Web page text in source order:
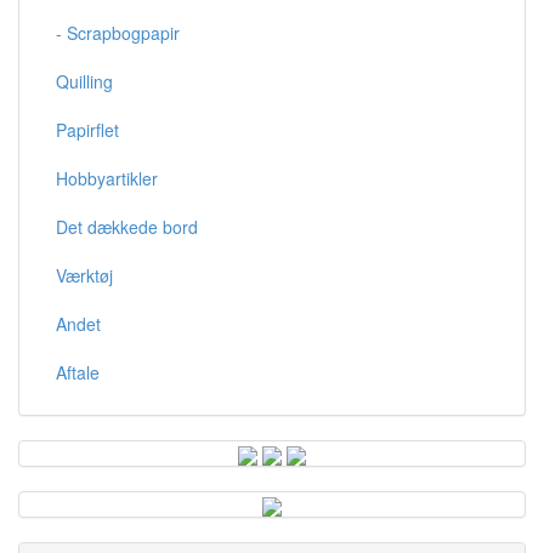
- Scrapbogpapir
Quilling
Papirflet
Hobbyartikler
Det dækkede bord
Værktøj
Andet
Aftale